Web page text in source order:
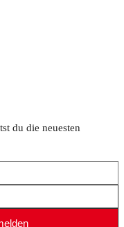
du die neuesten